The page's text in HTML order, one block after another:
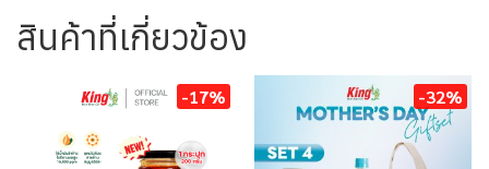
สินค้าที่เกี่ยวข้อง
-17% -32%